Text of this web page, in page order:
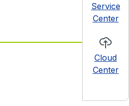
Service
Center
Cloud
Center